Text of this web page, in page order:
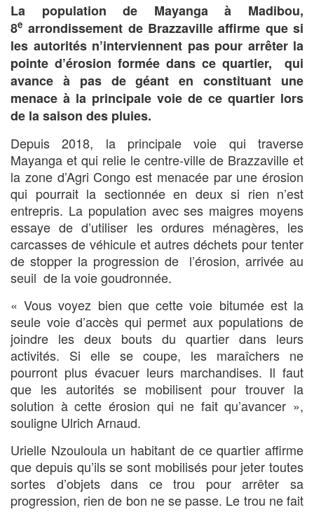
La population de Mayanga à Madibou,
8e arrondissement de Brazzaville affirme que si
les autorités n’interviennent pas pour arrêter la
pointe d’érosion formée dans ce quartier, qui
avance à pas de géant en constituant une
menace à la principale voie de ce quartier lors
de la saison des pluies.
Depuis 2018, la principale voie qui traverse
Mayanga et qui relie le centre-ville de Brazzaville et
la zone d’Agri Congo est menacée par une érosion
qui pourrait la sectionnée en deux si rien n’est
entrepris. La population avec ses maigres moyens
essaye de d’utiliser les ordures ménagères, les
carcasses de véhicule et autres déchets pour tenter
de stopper la progression de l’érosion, arrivée au
seuil de la voie goudronnée.
« Vous voyez bien que cette voie bitumée est la
seule voie d’accès qui permet aux populations de
joindre les deux bouts du quartier dans leurs
activités. Si elle se coupe, les maraîchers ne
pourront plus évacuer leurs marchandises. Il faut
que les autorités se mobilisent pour trouver la
solution à cette érosion qui ne fait qu’avancer »,
souligne Ulrich Arnaud.
Urielle Nzouloula un habitant de ce quartier affirme
que depuis qu’ils se sont mobilisés pour jeter toutes
sortes d’objets dans ce trou pour arrêter sa
progression, rien de bon ne se passe. Le trou ne fait